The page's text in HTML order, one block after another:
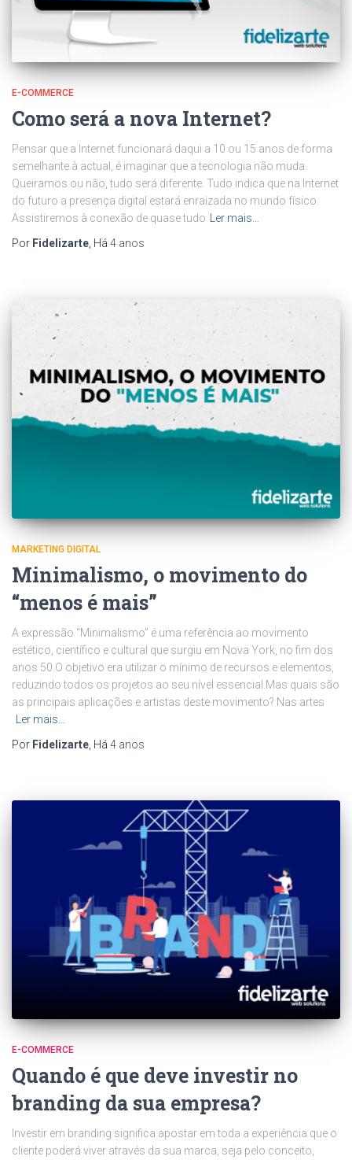
E-COMMERCE
Como será a nova Internet?
Pensar que a Internet funcionará daqui a 10 ou 15 anos de forma
semelhante à actual, é imaginar que a tecnologia não muda.
Queiramos ou não, tudo será diferente. Tudo indica que na Internet
do futuro a presença digital estará enraizada no mundo físico.
Assistiremos à conexão de quase tudo
Ler mais…
Por Fidelizarte , Há 4 anos
MARKETING DIGITAL
Minimalismo, o movimento do
“menos é mais”
A expressão “Minimalismo” é uma referência ao movimento
estético, científico e cultural que surgiu em Nova York, no fim dos
anos 50.O objetivo era utilizar o mínimo de recursos e elementos,
reduzindo todos os projetos ao seu nível essencial.Mas quais são
as principais aplicações e artistas deste movimento? Nas artes
Ler mais…
Por Fidelizarte , Há 4 anos
E-COMMERCE
Quando é que deve investir no
branding da sua empresa?
Investir em branding significa apostar em toda a experiência que o
cliente poderá viver através da sua marca, seja pelo conceito,